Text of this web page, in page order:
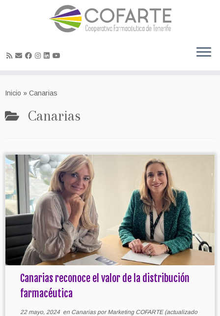
Inicio » Canarias
Canarias
Canarias reconoce el valor de la distribución
farmacéutica
22 mayo, 2024en Canarias porMarketing COFARTE(actualizado